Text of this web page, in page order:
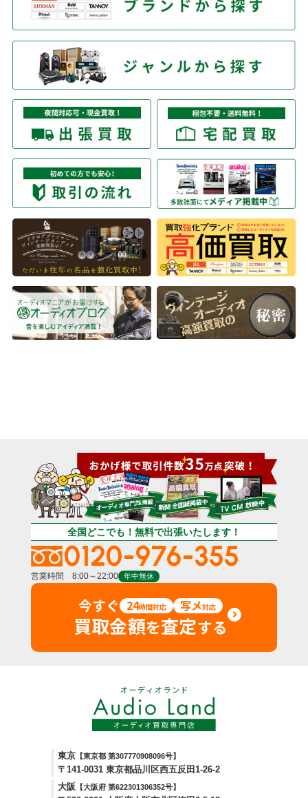
全国どこでも！無料で出張いたします！
0120-976-355
営業時間 8:00～22:00 年中無休
今すぐ 24時間対応 写メ対応
買取金額を査定する
東京 【東京都 第307770908096号】
〒141-0031 東京都品川区西五反田1-26-2
大阪
【大阪府 第622301306352号】